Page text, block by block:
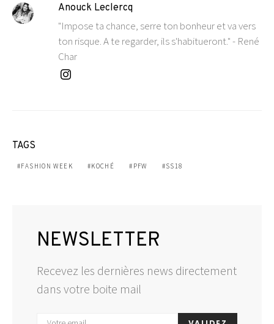
Anouck Leclercq
"Impose ta chance, serre ton bonheur et va vers
ton risque. A te regarder, ils s'habitueront." - René
Char
TAGS
FASHION WEEK KOCHÉ PFW SS18
NEWSLETTER
Recevez les dernières news directement
dans votre boite mail